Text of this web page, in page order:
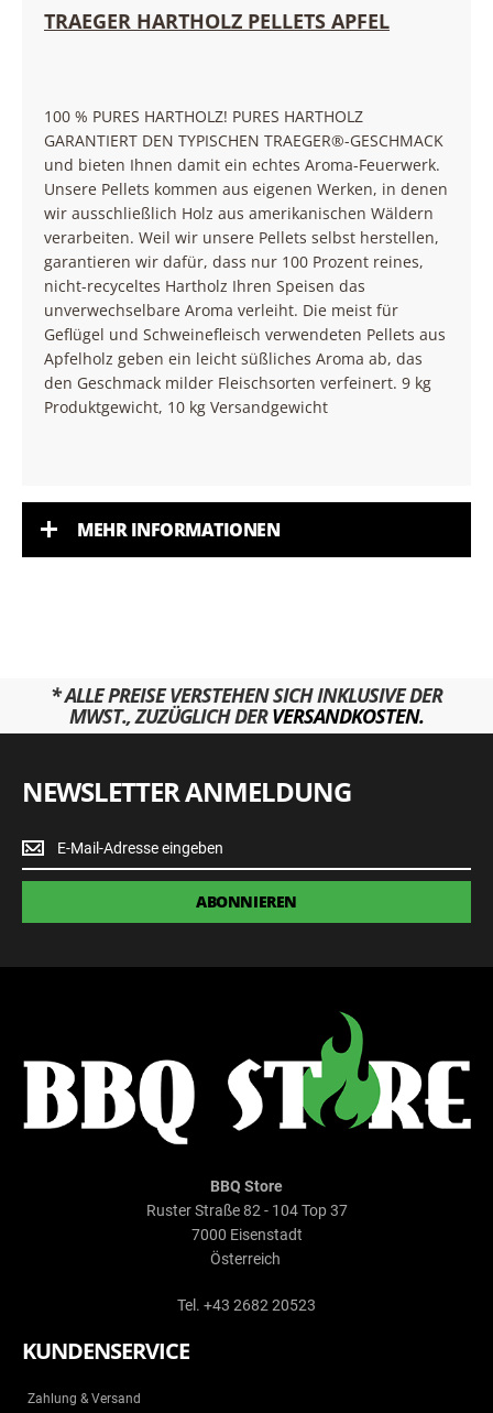
TRAEGER HARTHOLZ PELLETS APFEL
100 % PURES HARTHOLZ! PURES HARTHOLZ
GARANTIERT DEN TYPISCHEN TRAEGER®-GESCHMACK
und bieten Ihnen damit ein echtes Aroma-Feuerwerk.
Unsere Pellets kommen aus eigenen Werken, in denen
wir ausschließlich Holz aus amerikanischen Wäldern
verarbeiten. Weil wir unsere Pellets selbst herstellen,
garantieren wir dafür, dass nur 100 Prozent reines,
nicht-recyceltes Hartholz Ihren Speisen das
unverwechselbare Aroma verleiht. Die meist für
Geflügel und Schweinefleisch verwendeten Pellets aus
Apfelholz geben ein leicht süßliches Aroma ab, das
den Geschmack milder Fleischsorten verfeinert. 9 kg
Produktgewicht, 10 kg Versandgewicht
MEHR INFORMATIONEN
* ALLE PREISE VERSTEHEN SICH INKLUSIVE DER
MWST., ZUZÜGLICH DERVERSANDKOSTEN.
NEWSLETTER ANMELDUNG
Newsletter
Anmeldung
ABONNIEREN
BBQ Store
Ruster Straße 82 - 104 Top 37
7000 Eisenstadt
Österreich
Tel. +43 2682 20523
KUNDENSERVICE
Zahlung & Versand